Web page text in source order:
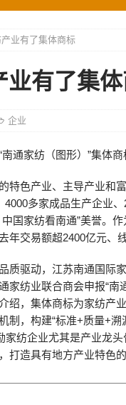
百分点
业有了集体商标
有了集
企业
通家纺（图形）”集体
特色产业、主导产业和
多家成品生产企业
国家纺看南通”美誉。
年交易额超2400亿元、
质驱动，江苏南通国际
家纺业联合商会申报“
绍，集体商标为家纺产
制，构建“标准+质量+溯
家纺企业尤其是产业龙
打造具有地方产业特色的